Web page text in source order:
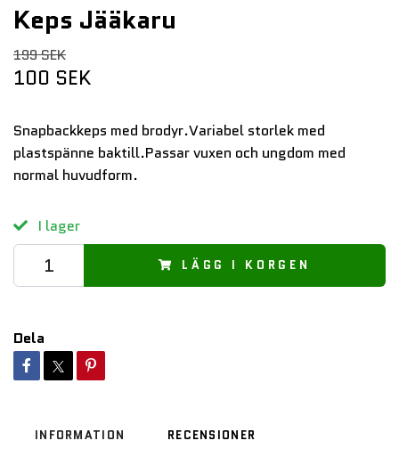
Keps Jääkaru
199 SEK
100 SEK
Snapbackkeps med brodyr.Variabel storlek med
plastspänne baktill.Passar vuxen och ungdom med
normal huvudform.
I lager
LÄGG I KORGEN
Dela
INFORMATION RECENSIONER